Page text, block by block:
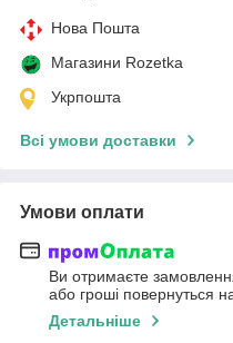
Нова Пошта
Магазини Rozetka
Укрпошта
Всі умови доставки
Умови оплати
Ви отримаєте
або гроші повернуться
Детальніше